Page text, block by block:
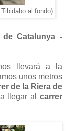
al fondo)
de Catalunya -
llevará a la
unos metros
de la Riera de
llegar alcarrer